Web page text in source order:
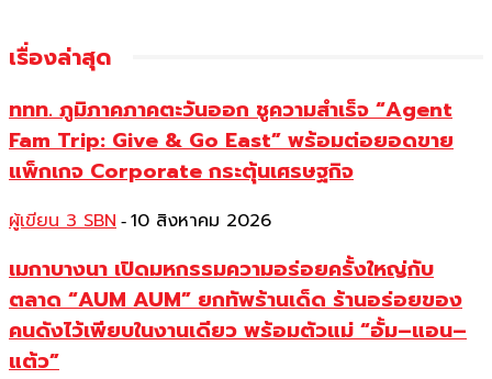
เรื่องล่าสุด
ททท. ภูมิภาคภาคตะวันออก ชูความสำเร็จ “Agent
Fam Trip: Give & Go East” พร้อมต่อยอดขาย
แพ็กเกจ Corporate กระตุ้นเศรษฐกิจ
ผู้เขียน 3 SBN - 10 สิงหาคม 2026
เมกาบางนา เปิดมหกรรมความอร่อยครั้งใหญ่กับ
ตลาด “AUM AUM” ยกทัพร้านเด็ด ร้านอร่อยของ
คนดังไว้เพียบในงานเดียว พร้อมตัวแม่ “อั้ม–แอน–
แต้ว”